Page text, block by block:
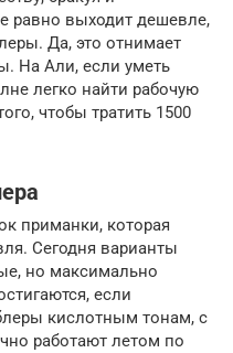
равно выходит дешевле,
Да, это отнимает
На Али, если уметь
легко найти рабочую
чтобы тратить 1500
приманки, которая
Сегодня варианты
но максимально
если
кислотным тонам, с
работают летом по